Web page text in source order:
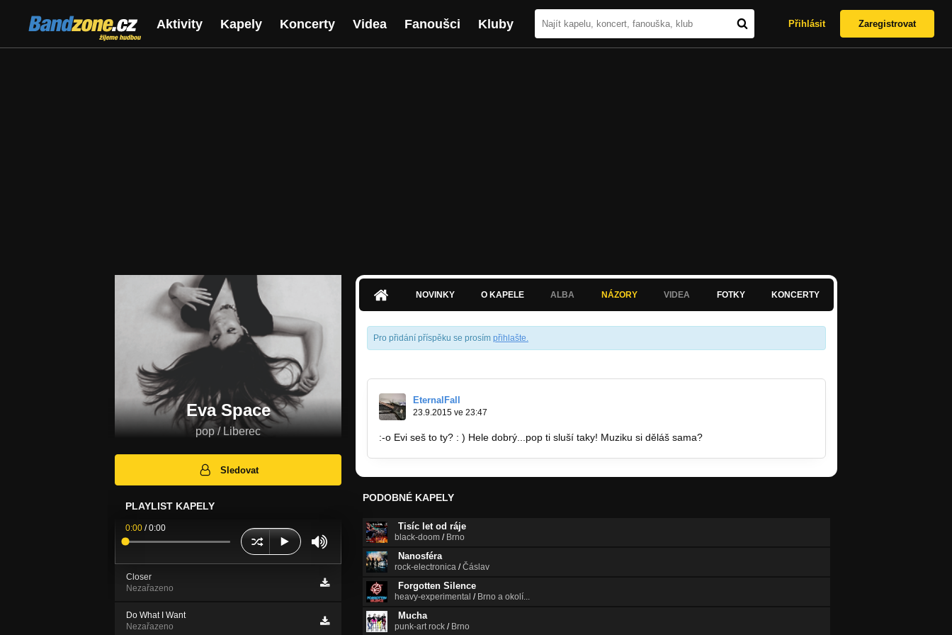
Bandzone.cz
žijeme hudbou
Aktivity Kapely Koncerty Videa Fanoušci Kluby Přihlásit Zaregistrovat
Eva Space
pop / Liberec
Sledovat
PLAYLIST KAPELY
0:00 /0:00
Closer
Nezařazeno
Do What I Want
Nezařazeno
NOVINKY O KAPELE ALBA NÁZORY VIDEA FOTKY KONCERTY
Pro přidání příspěku se prosím přihlašte.
EternalFall
23.9.2015 ve 23:47
:-o Evi seš to ty? : ) Hele dobrý...pop ti sluší taky! Muziku si děláš sama?
PODOBNÉ KAPELY
Tisíc let od ráje
black-doom / Brno
Nanosféra
rock-electronica /Čáslav
Forgotten Silence
heavy-experimental / Brno a okolí...
Mucha
punk-art rock / Brno